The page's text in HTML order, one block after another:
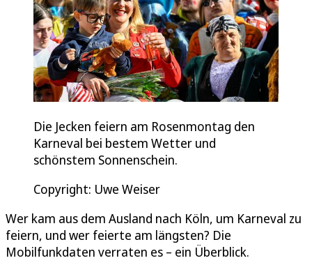
Die Jecken feiern am Rosenmontag den
Karneval bei bestem Wetter und
schönstem Sonnenschein.
Copyright: Uwe Weiser
Wer kam aus dem Ausland nach Köln, um Karneval zu
feiern, und wer feierte am längsten? Die
Mobilfunkdaten verraten es – ein Überblick.